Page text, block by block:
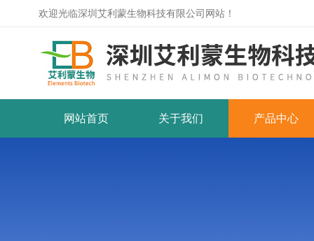
欢迎光临深圳艾利蒙生物科技有限公司网站！
网站首页 关于我们 产品中心